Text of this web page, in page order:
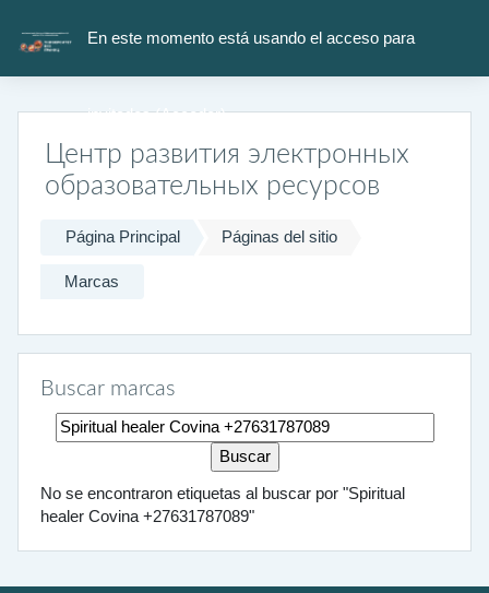
En este momento está usando el acceso para
invitados (Acceder)
Центр развития электронных
образовательных ресурсов
Página Principal Páginas del sitio
Marcas
Buscar marcas
Buscar marcas
No se encontraron etiquetas al buscar por "Spiritual
healer Covina +27631787089"